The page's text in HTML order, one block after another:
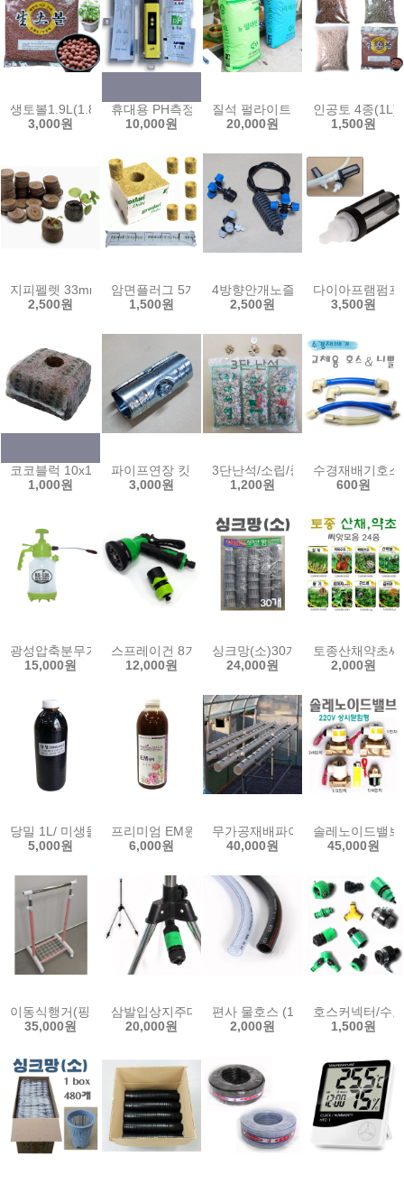
생토볼1.9L(1.8kg)황토볼 분갈이 생토원 수족관 하이드로볼 수경식물
3,000원
휴대용 PH측정기 ph메타 수질 테스터기 미터 센서
10,000원
질석 펄라이트 50L 100L 소립 중
20,000원
인공토 4종
1,500원
지피펠렛 33mm (10개) 44mm 피트 펠렛 모스 삽목 허브파종 압축 펠
2,500원
암면플러그 5개 키엠플러그 유알 그로단 암면 배지
1,500원
4방향안개노즐/상향식 하향식 안
2,500원
다이아프램펌
3,500원
코코블럭 10x10x7.5cm 압축코코피트 COCO블럭 수경재배 양액 배지
1,000원
파이프연장 킷 (28Ø용) 메탈조인트 행거 파이프 연
3,000원
3단난석/소립/중립/대립/휴가토난
1,200원
수경재배기호
600원
광성압축분무기 1.5L 안개 분무 미스트 엽면시비 소독 살균 농약살포
15,000원
스프레이건 8기능 분사건 세차 호스 정원 물 분무기
12,000원
싱크망(소)30개/걸음망/싱크대망
24,000원
토종산채약초
2,000원
당밀 1L/ 미생물 EM 발효 배양 이멤 원액 발효액 활성액 친환경 EM 액
5,000원
프리미엄 EM원액 1L 친환경 이엠 미생물 액비 비료
6,000원
무가공재배파이프 2m 65A 2개
40,000원
솔레노이드밸
45,000원
이동식행거(핑크,실버)/색상선택형/Hanger
35,000원
삼발입상지주대 (단본조용) 스프링쿨러 삼각대 삼각
20,000원
편사 물호스 (1m) 16mm 19mm
2,000원
호스커넥터/수
1,500원